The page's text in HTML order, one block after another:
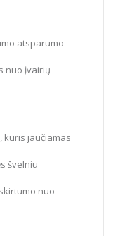
atsparumo
nuo įvairių
kuris jaučiamas
švelniu
nuo